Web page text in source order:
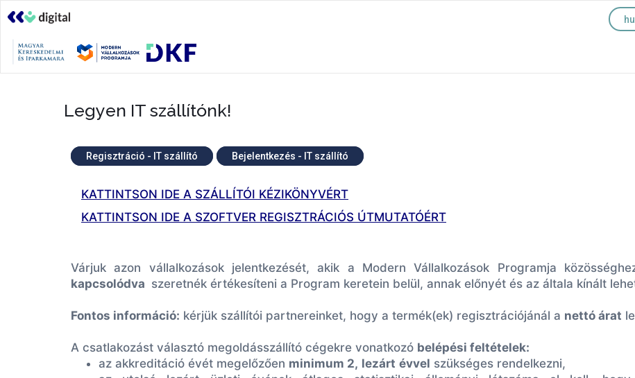
hu
Legyen IT szállítónk!
Regisztráció - IT szállító Bejelentkezés - IT szállító
KATTINTSON IDE A SZÁLLÍTÓI KÉZIKÖNYVÉRT
KATTINTSON IDE A SZOFTVER REGISZTRÁCIÓS ÚTMUTATÓÉRT
Várjuk azon vállalkozások jelentkezését, akik a Modern Vállalkozások Programja
kapcsolódva szeretnék értékesíteni a Program keretein belül, annak előnyét és az általa kínált
Fontos információ: kérjük szállítói partnereinket, hogy a termék(ek) regisztrációjánál a nettó árat
A csatlakozást választó megoldásszállító cégekre vonatkozó belépési feltételek:
az akkreditáció évét megelőzően minimum 2, lezárt évvel szükséges rendelkezni,